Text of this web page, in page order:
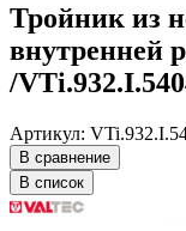
Тройник из
внутренней
/
Артикул:
В сравнение
В список